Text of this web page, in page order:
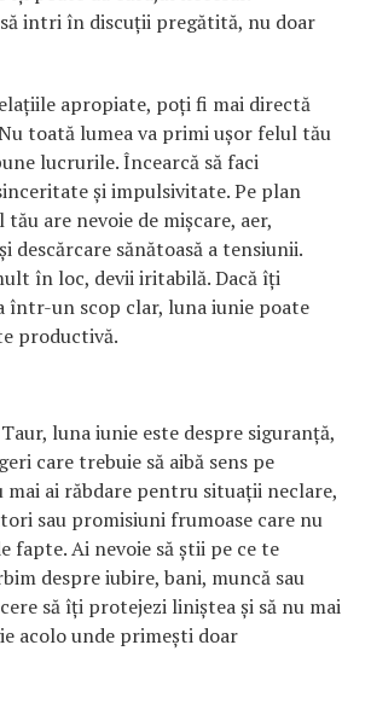
intri în discuții pregătită, nu doar
apropiate, poți fi mai directă
toată lumea va primi ușor felul tău
lucrurile. Încearcă să faci
și impulsivitate. Pe plan
are nevoie de mișcare, aer,
descărcare sănătoasă a tensiunii.
în loc, devii iritabilă. Dacă îți
într-un scop clar, luna iunie poate
productivă.
luna iunie este despre siguranță,
care trebuie să aibă sens pe
ai răbdare pentru situații neclare,
sau promisiuni frumoase care nu
fapte. Ai nevoie să știi pe ce te
despre iubire, bani, muncă sau
să îți protejezi liniștea și să nu mai
acolo unde primești doar